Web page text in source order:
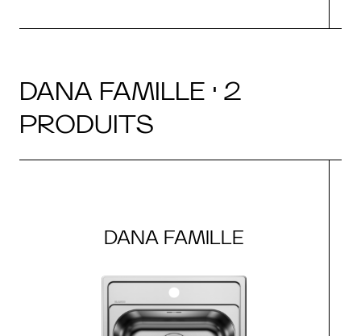
DANA FAMILLE · 2
PRODUITS
DANA FAMILLE